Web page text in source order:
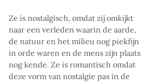
Ze is nostalgisch, omdat zij omkijkt
naar een verleden waarin de aarde,
de natuur en het milieu nog piekfijn
in orde waren en de mens zijn plaats
nog kende. Ze is romantisch omdat
deze vorm van nostalgie pas in de